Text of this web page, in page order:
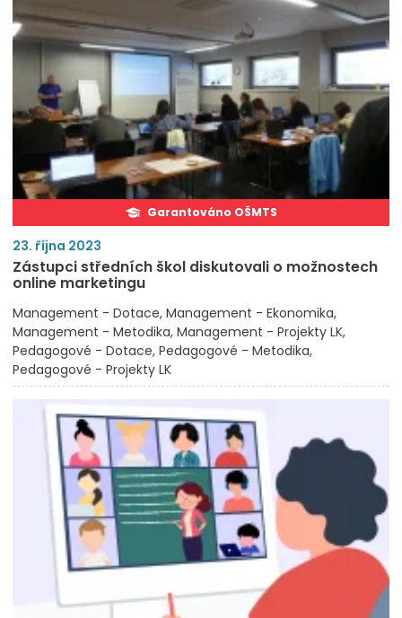
Garantováno OŠMTS
23. října 2023
Zástupci středních škol diskutovali o možnostech
online marketingu
Management - Dotace Management - Ekonomika
Management - Metodika Management - Projekty LK
Pedagogové - Dotace Pedagogové - Metodika
Pedagogové - Projekty LK